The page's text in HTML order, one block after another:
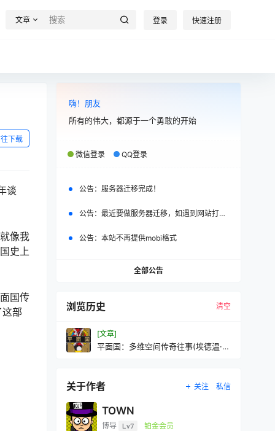
文章 登录 快速注册
下载
谈
像我
史上
国传
部
嗨！朋友
所有的伟大，都源于一个勇敢的开始
微信登录 QQ登录
公告： 服务器迁移完成！
公告： 最近要做服务器迁移，如遇到网站打不开，请改日再试。
公告： 本站不再提供mobi格式
全部公告
浏览历史 清空
[文章]
平面国：多维空间传奇往事(埃德温·A·
关于作者 关注 私信
TOWN
博导 Lv7 铂金会员